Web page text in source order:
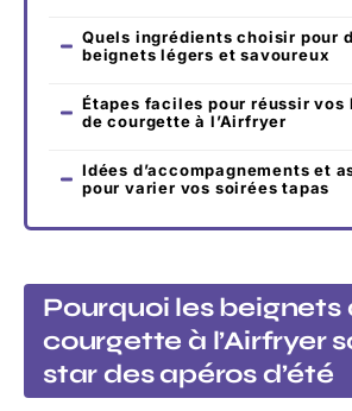
Quels ingrédients choisir pour
beignets légers et savoureux
Étapes faciles pour réussir vos
de courgette à l’Airfryer
Idées d’accompagnements et
pour varier vos soirées tapas
Pourquoi les beignets
courgette à l’Airfryer
star des apéros d’été